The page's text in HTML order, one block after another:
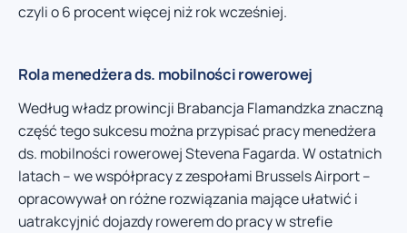
czyli o 6 procent więcej niż rok wcześniej.
Rola menedżera ds. mobilności rowerowej
Według władz prowincji Brabancja Flamandzka znaczną
część tego sukcesu można przypisać pracy menedżera
ds. mobilności rowerowej Stevena Fagarda. W ostatnich
latach – we współpracy z zespołami Brussels Airport –
opracowywał on różne rozwiązania mające ułatwić i
uatrakcyjnić dojazdy rowerem do pracy w strefie